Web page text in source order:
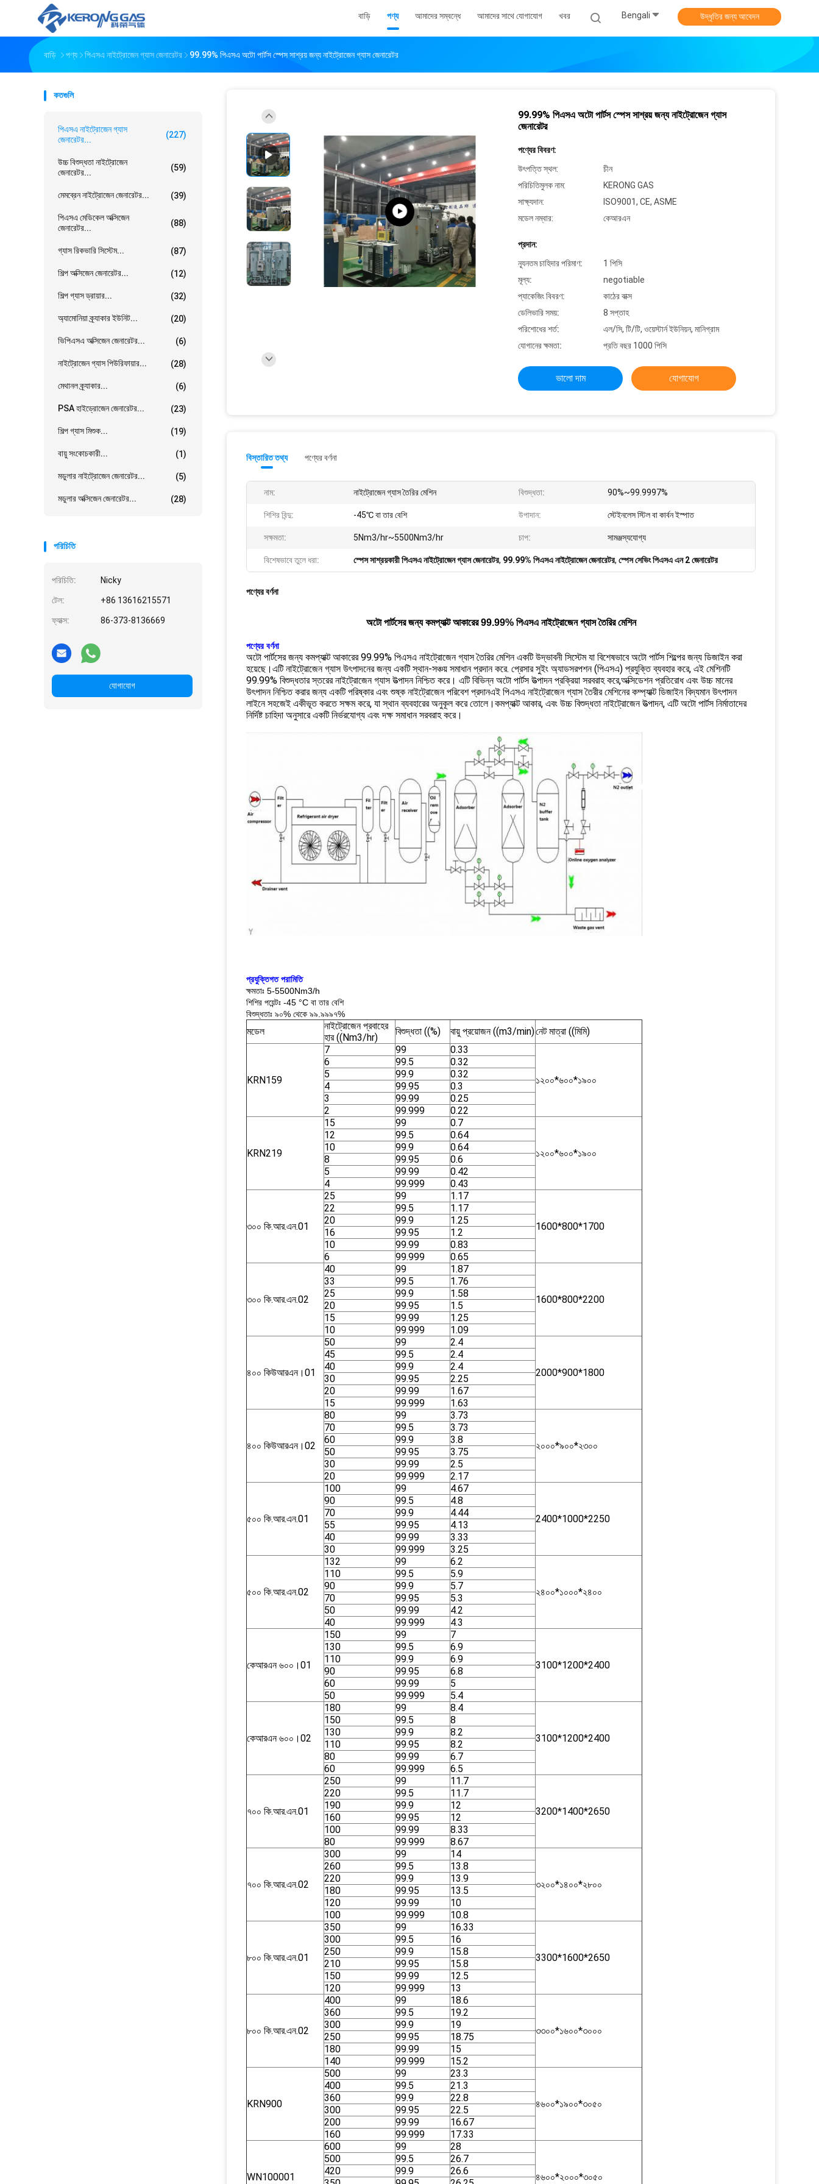
বাড়ি পণ্য আমাদের সম্বন্ধে আমাদের সাথে যোগাযোগ খবর Bengali উদ্ধৃতির জন্য আবেদন
বাড়ি পণ্য পিএসএ নাইট্রোজেন গ্যাস জেনারেটর 99.99% পিএসএ অটো পার্টস স্পেস সাশ্রয় জন্য নাইট্রোজেন গ্যাস জেনারেটর
কতগুলি
পিএসএ নাইট্রোজেন গ্যাস
জেনারেটর...
(227)
উচ্চ বিশুদ্ধতা নাইট্রোজেন
জেনারেটর...
(59)
মেমব্রেন নাইট্রোজেন জেনারেটর... (39)
পিএসএ মেডিকেল অক্সিজেন
জেনারেটর...
(88)
গ্যাস রিকভারি সিস্টেম... (87)
শিল্প অক্সিজেন জেনারেটর... (12)
শিল্প গ্যাস ড্রায়ার... (32)
অ্যামোনিয়া ক্র্যাকার ইউনিট... (20)
ভিপিএসএ অক্সিজেন জেনারেটর... (6)
নাইট্রোজেন গ্যাস পিউরিফায়ার... (28)
মেথানল ক্র্যাকার... (6)
PSA হাইড্রোজেন জেনারেটর... (23)
শিল্প গ্যাস মিশুক... (19)
বায়ু সংকোচকারী... (1)
মডুলার নাইট্রোজেন জেনারেটর... (5)
মডুলার অক্সিজেন জেনারেটর... (28)
পরিচিতি
পরিচিতি: Nicky
টেল: +86 13616215571
ফ্যাক্স: 86-373-8136669
যোগাযোগ
99.99% পিএসএ অটো পার্টস স্পেস সাশ্রয় জন্য নাইট্রোজেন গ্যাস
জেনারেটর
পণ্যের বিবরণ:
উৎপত্তি স্থল:
চীন
পরিচিতিমুলক নাম:
KERONG GAS
সাক্ষ্যদান:
ISO9001, CE, ASME
মডেল নম্বার:
কেআরএন
প্রদান:
ন্যূনতম চাহিদার পরিমাণ:
1 পিসি
মূল্য:
negotiable
প্যাকেজিং বিবরণ:
কাঠের বাক্স
ডেলিভারি সময়:
8 সপ্তাহ
পরিশোধের শর্ত:
এল/সি, টি/টি, ওয়েস্টার্ন ইউনিয়ন, মানিগ্রাম
যোগানের ক্ষমতা:
প্রতি বছর 1000 পিসি
ভালো দাম যোগাযোগ
বিস্তারিত তথ্য পণ্যের বর্ণনা
নাম: নাইট্রোজেন গ্যাস তৈরির মেশিন বিশুদ্ধতা: 90%~99.9997%
শিশির বিন্দু: -45℃ বা তার বেশি উপাদান: স্টেইনলেস স্টিল বা কার্বন ইস্পাত
সক্ষমতা: 5Nm3/hr~5500Nm3/hr চাপ: সামঞ্জস্যযোগ্য
বিশেষভাবে তুলে ধরা: স্পেস সাশ্রয়কারী পিএসএ নাইট্রোজেন গ্যাস জেনারেটর, 99.99% পিএসএ নাইট্রোজেন জেনারেটর, স্পেস সেভিং পিএসএ এন 2 জেনারেটর
পণ্যের বর্ণনা
অটো পার্টসের জন্য কমপ্যাক্ট আকারের 99.99% পিএসএ নাইট্রোজেন গ্যাস তৈরির মেশিন
পণ্যের বর্ণনা
অটো পার্টসের জন্য কমপ্যাক্ট আকারের 99.99% পিএসএ নাইট্রোজেন গ্যাস তৈরির মেশিন একটি উদ্ভাবনী সিস্টেম যা বিশেষভাবে অটো পার্টস শিল্পের জন্য ডিজাইন করা
হয়েছে।এটি নাইট্রোজেন গ্যাস উৎপাদনের জন্য একটি স্থান-সঞ্চয় সমাধান প্রদান করে. প্রেসার সুইং অ্যাডসরপশন (পিএসএ) প্রযুক্তি ব্যবহার করে, এই মেশিনটি
99.99% বিশুদ্ধতার স্তরের নাইট্রোজেন গ্যাস উত্পাদন নিশ্চিত করে। এটি বিভিন্ন অটো পার্টস উত্পাদন প্রক্রিয়া সরবরাহ করে,অক্সিডেশন প্রতিরোধ এবং উচ্চ মানের
উৎপাদন নিশ্চিত করার জন্য একটি পরিষ্কার এবং শুষ্ক নাইট্রোজেন পরিবেশ প্রদানএই পিএসএ নাইট্রোজেন গ্যাস তৈরীর মেশিনের কম্প্যাক্ট ডিজাইন বিদ্যমান উৎপাদন
লাইনে সহজেই একীভূত করতে সক্ষম করে, যা স্থান ব্যবহারের অনুকূল করে তোলে।কমপ্যাক্ট আকার, এবং উচ্চ বিশুদ্ধতা নাইট্রোজেন উত্পাদন, এটি অটো পার্টস নির্মাতাদের
নির্দিষ্ট চাহিদা অনুসারে একটি নির্ভরযোগ্য এবং দক্ষ সমাধান সরবরাহ করে।
প্রযুক্তিগত পরামিতি
ক্ষমতাঃ 5-5500Nm3/h
শিশির পয়েন্টঃ -45 °C বা তার বেশি
বিশুদ্ধতাঃ ৯০% থেকে ৯৯.৯৯৯৭%
মডেল
নাইট্রোজেন প্রবাহের
হার ((Nm3/hr)
বিশুদ্ধতা ((%) বায়ু প্রয়োজন ((m3/min)নেট মাত্রা ((মিমি)
KRN159
7 99 0.33
১২০০*৬০০*১৯০০
6 99.5
0.32
5
99.9
0.32
4
99.95
0.3
3
99.99
0.25
2
99.999 0.22
KRN219
15 99 0.7
১২০০*৬০০*১৯০০
12 99.5
0.64
10
99.9
0.64
8
99.95
0.6
5
99.99
0.42
4
99.999 0.43
৩০০ কি.আর.এন.01
25 99 1.17
1600*800*1700
22 99.5
1.17
20
99.9
1.25
16
99.95
1.2
10
99.99
0.83
6
99.999 0.65
৩০০ কি.আর.এন.02
40 99 1.87
1600*800*2200
33 99.5
1.76
25
99.9
1.58
20
99.95
1.5
15
99.99
1.25
10
99.999 1.09
৪০০ কিউআরএন।01
50 99 2.4
2000*900*1800
45 99.5
2.4
40
99.9
2.4
30
99.95
2.25
20
99.99
1.67
15
99.999 1.63
৪০০ কিউআরএন।02
80 99 3.73
২০০০*৯০০*২৩০০
70 99.5
3.73
60
99.9
3.8
50
99.95
3.75
30
99.99
2.5
20
99.999 2.17
৫০০ কি.আর.এন.01
100 99 4.67
2400*1000*2250
90 99.5
4.8
70
99.9
4.44
55
99.95
4.13
40
99.99
3.33
30
99.999 3.25
৫০০ কি.আর.এন.02
132 99 6.2
২৪০০*১০০০*২৪০০
110 99.5
5.9
90
99.9
5.7
70
99.95
5.3
50
99.99
4.2
40
99.999 4.3
কেআরএন ৬০০।01
150 99 7
3100*1200*2400
130 99.5
6.9
110
99.9
6.9
90
99.95
6.8
60
99.99
5
50
99.999 5.4
কেআরএন ৬০০।02
180 99 8.4
3100*1200*2400
150 99.5
8
130
99.9
8.2
110
99.95
8.2
80
99.99
6.7
60
99.999 6.5
৭০০ কি.আর.এন.01
250 99 11.7
3200*1400*2650
220 99.5
11.7
190
99.9
12
160
99.95
12
100
99.99
8.33
80
99.999 8.67
৭০০ কি.আর.এন.02
300 99 14
৩২০০*১৪০০*২৮০০
260 99.5
13.8
220
99.9
13.9
180
99.95
13.5
120
99.99
10
100
99.999 10.8
৮০০ কি.আর.এন.01
350 99 16.33
3300*1600*2650
300 99.5
16
250
99.9
15.8
210
99.95
15.8
150
99.99
12.5
120
99.999 13
৮০০ কি.আর.এন.02
400 99 18.6
৩৩০০*১৬০০*৩০০০
360 99.5
19.2
300
99.9
19
250
99.95
18.75
180
99.99
15
140
99.999 15.2
KRN900
500 99 23.3
৪৬০০*১৯০০*৩০৫০
400 99.5
21.3
360
99.9
22.8
300
99.95
22.5
200
99.99
16.67
160
99.999 17.33
WN100001
600 99 28
৪৬০০*২০০০*৩০৫০
500 99.5
26.7
420
99.9
26.6